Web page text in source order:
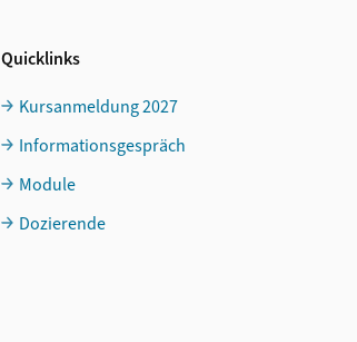
Quicklinks
Kursanmeldung 2027
Informationsgespräch
Module
Dozierende